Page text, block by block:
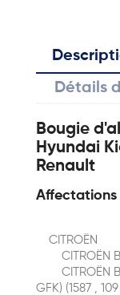
Détails
Bougie
Hyundai
Renault
Affectations
CITROËN
CITROËN
CITROËN
GFK) (1587 ,